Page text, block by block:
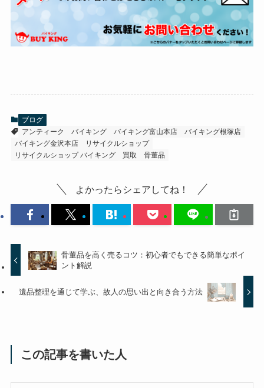
ブログ
アンティーク
バイキング バイキング富山本店
バイキング根塚店
バイキング金沢本店
リサイクルショップ
リサイクルショップ バイキング
買取 骨董品
よかったらシェアしてね！
骨董品を高く売るコツ：初心者でもできる簡単なポイ
ント解説
遺品整理を通じて学ぶ、故人の思い出と向き合う方法
この記事を書いた人